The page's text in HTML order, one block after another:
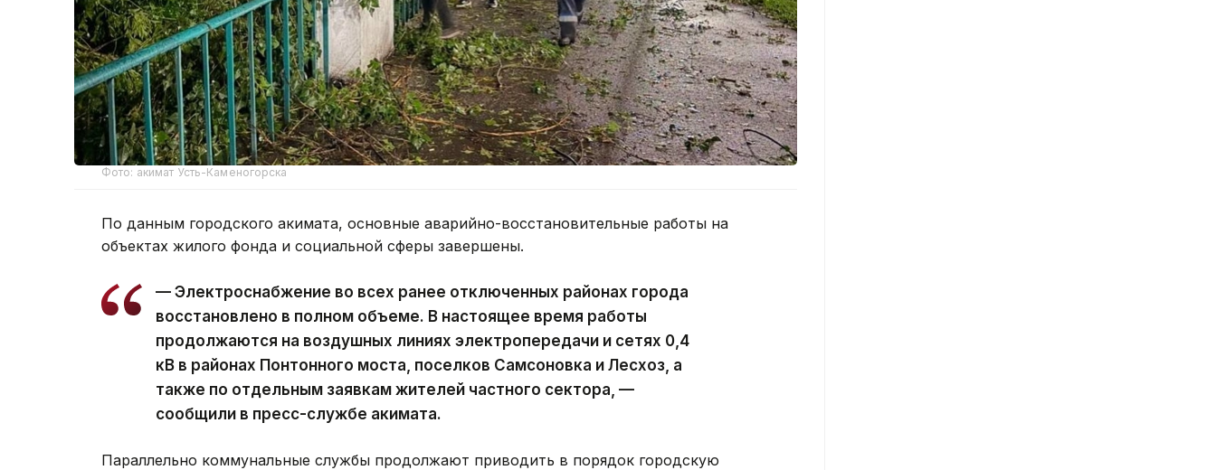
Фото: акимат Усть-Каменогорска
По данным городского акимата, основные аварийно-восстановительные работы на
объектах жилого фонда и социальной сферы завершены.
— Электроснабжение во всех ранее отключенных районах города
восстановлено в полном объеме. В настоящее время работы
продолжаются на воздушных линиях электропередачи и сетях 0,4
кВ в районах Понтонного моста, поселков Самсоновка и Лесхоз, а
также по отдельным заявкам жителей частного сектора, —
сообщили в пресс-службе акимата.
Параллельно коммунальные службы продолжают приводить в порядок городскую